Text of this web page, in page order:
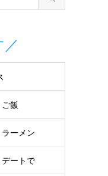
／
ご飯
ラーメン
デートで